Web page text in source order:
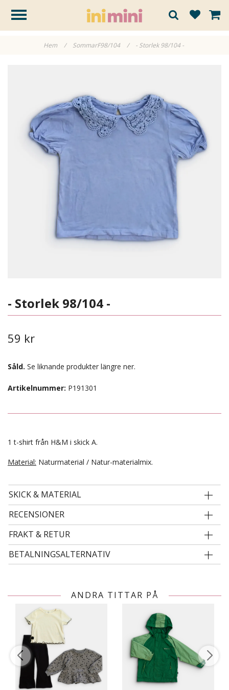
Hem / SommarF98/104 / - Storlek 98/104 -
- Storlek 98/104 -
59 kr
Såld. Se liknande produkter längre ner.
Artikelnummer: P191301
1 t-shirt från H&M i skick A.
Material: Naturmaterial / Natur-materialmix.
SKICK & MATERIAL
RECENSIONER
FRAKT & RETUR
BETALNINGSALTERNATIV
ANDRA TITTAR PÅ